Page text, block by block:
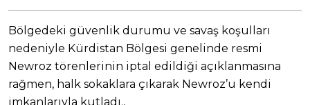
Bölgedeki güvenlik durumu ve savaş koşulları
nedeniyle Kürdistan Bölgesi genelinde resmi
Newroz törenlerinin iptal edildiği açıklanmasına
rağmen, halk sokaklara çıkarak Newroz’u kendi
imkanlarıyla kutladı.,